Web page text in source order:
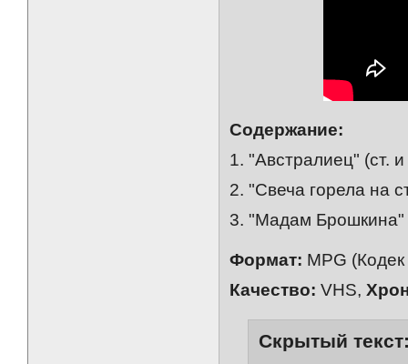
Содержание:
1. "Австралиец" (ст.
2. "Свеча горела на
3. "Мадам Брошкина"
Формат: MPG
Качество: VHS,
Скрытый